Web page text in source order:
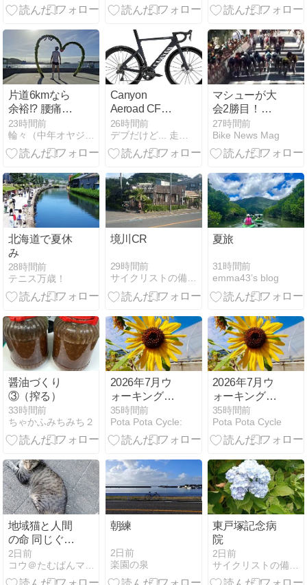
乗る国産フラ
片道6kmなら
余裕!? 腰痛＆
膝痛の輪々が
カフェを目指
して歩いた結
23時間前
Canyon
Aeroad CF
SLX 8 Di2
26時間前
マシューが大
会2勝目！
2026ブエル
タ・ア・ブル
ゴス第4ステ
ー・ブレナン
がステージ優
勝
27時間前
Bike News Mag
北海道で夏休
み
28時間前
テニス万歳！
境川CR
29時間前
サイクリストの備忘録
夏旅
31時間前
emma43’s blog
醤油づくり
③（搾る）
33時間前
ちゃかふみちみち２
2026年7月ウ
ォーキング結
果報告
35時間前
Pota Pota Cycle:
2026年7月ウ
ォーキング結
果報告
35時間前
Pota Pota Cycle
地域猫と人間
の命 同じぐら
い大事じゃな
いの❔
2日前
コウ＠たむぱんマニアのマッタリ日記
朝練
2日前
楽園の泉
東戸塚記念病
院
2日前
サイクリストの備忘録